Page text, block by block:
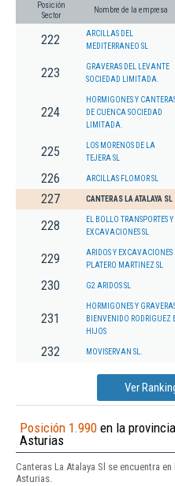
Posición
Sector
Nombre de la empresa
222
ARCILLAS DEL
MEDITERRANEO SL
223
GRAVERAS DEL LEVANTE
SOCIEDAD LIMITADA.
224
HORMIGONES Y
DE CUENCA SOCIEDAD
LIMITADA.
225
LOS MORENOS DE LA
TEJERA SL
226 ARCILLAS FLOMOR SL
227 CANTERAS LA ATALAYA SL
228
EL BOLLO TRANSPORTES Y
EXCAVACIONES SL
229
ARIDOS Y EXCAVACIONES
PLATERO MARTINEZ SL
230 G2 ARIDOS SL
231
HORMIGONES Y
BIENVENIDO RODRIGUEZ
HIJOS
232 MOVISERVAN SL.
Ver
Posición 1.990 en la
Asturias
Canteras La Atalaya Sl se encuentra
Asturias.